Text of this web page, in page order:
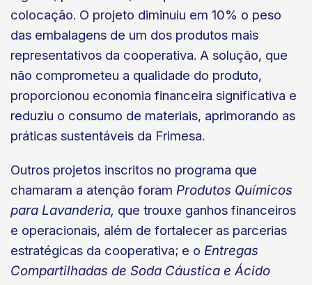
colocação. O projeto diminuiu em 10% o peso
das embalagens de um dos produtos mais
representativos da cooperativa. A solução, que
não comprometeu a qualidade do produto,
proporcionou economia financeira significativa e
reduziu o consumo de materiais, aprimorando as
práticas sustentáveis da Frimesa.
Outros projetos inscritos no programa que
chamaram a atenção foram Produtos Químicos
para Lavanderia, que trouxe ganhos financeiros
e operacionais, além de fortalecer as parcerias
estratégicas da cooperativa; e o Entregas
Compartilhadas de Soda Cáustica e Ácido